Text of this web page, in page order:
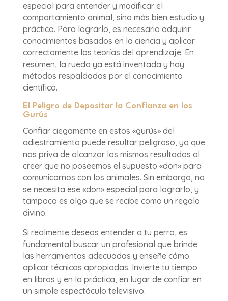
especial para entender y modificar el
comportamiento animal, sino más bien estudio y
práctica. Para lograrlo, es necesario adquirir
conocimientos basados en la ciencia y aplicar
correctamente las teorías del aprendizaje. En
resumen, la rueda ya está inventada y hay
métodos respaldados por el conocimiento
científico.
El Peligro de Depositar la Confianza en los
Gurús
Confiar ciegamente en estos «gurús» del
adiestramiento puede resultar peligroso, ya que
nos priva de alcanzar los mismos resultados al
creer que no poseemos el supuesto «don» para
comunicarnos con los animales. Sin embargo, no
se necesita ese «don» especial para lograrlo, y
tampoco es algo que se recibe como un regalo
divino.
Si realmente deseas entender a tu perro, es
fundamental buscar un profesional que brinde
las herramientas adecuadas y enseñe cómo
aplicar técnicas apropiadas. Invierte tu tiempo
en libros y en la práctica, en lugar de confiar en
un simple espectáculo televisivo.